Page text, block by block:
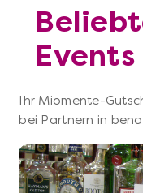
Ihr Miomente-
bei Partnern in